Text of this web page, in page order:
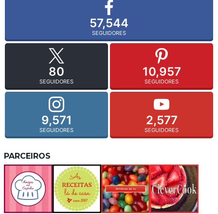
57,544
SEGUIDORES
80
SEGUIDORES
10,957
SEGUIDORES
9,571
SEGUIDORES
2,577
SEGUIDORES
PARCEIROS